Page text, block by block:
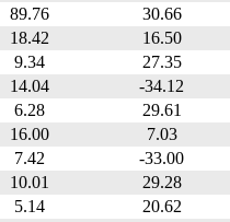
89.76 30.66
18.42 16.50
9.34 27.35
14.04 -34.12
6.28 29.61
16.00 7.03
7.42 -33.00
10.01 29.28
5.14 20.62